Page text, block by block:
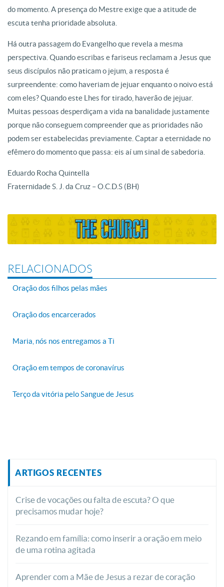
do momento. A presença do Mestre exige que a atitude de
escuta tenha prioridade absoluta.
Há outra passagem do Evangelho que revela a mesma
perspectiva. Quando escribas e fariseus reclamam a Jesus que
seus discípulos não praticam o jejum, a resposta é
surpreendente: como haveriam de jejuar enquanto o noivo está
com eles? Quando este Lhes for tirado, haverão de jejuar.
Muitas pessoas desperdiçam a vida na banalidade justamente
porque não conseguem compreender que as prioridades não
podem ser estabelecidas previamente. Captar a eternidade no
efêmero do momento que passa: eis aí um sinal de sabedoria.
Eduardo Rocha Quintella
Fraternidade S. J. da Cruz – O.C.D.S (BH)
RELACIONADOS
Oração dos filhos pelas mães
Oração dos encarcerados
Maria, nós nos entregamos a Ti
Oração em tempos de coronavírus
Terço da vitória pelo Sangue de Jesus
ARTIGOS RECENTES
Crise de vocações ou falta de escuta? O que
precisamos mudar hoje?
Rezando em família: como inserir a oração em meio
de uma rotina agitada
Aprender com a Mãe de Jesus a rezar de coração